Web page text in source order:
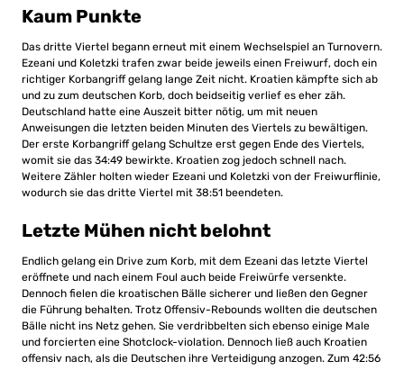
Kaum Punkte
Das dritte Viertel begann erneut mit einem Wechselspiel an Turnovern.
Ezeani und Koletzki trafen zwar beide jeweils einen Freiwurf, doch ein
richtiger Korbangriff gelang lange Zeit nicht. Kroatien kämpfte sich ab
und zu zum deutschen Korb, doch beidseitig verlief es eher zäh.
Deutschland hatte eine Auszeit bitter nötig, um mit neuen
Anweisungen die letzten beiden Minuten des Viertels zu bewältigen.
Der erste Korbangriff gelang Schultze erst gegen Ende des Viertels,
womit sie das 34:49 bewirkte. Kroatien zog jedoch schnell nach.
Weitere Zähler holten wieder Ezeani und Koletzki von der Freiwurflinie,
wodurch sie das dritte Viertel mit 38:51 beendeten.
Letzte Mühen nicht belohnt
Endlich gelang ein Drive zum Korb, mit dem Ezeani das letzte Viertel
eröffnete und nach einem Foul auch beide Freiwürfe versenkte.
Dennoch fielen die kroatischen Bälle sicherer und ließen den Gegner
die Führung behalten. Trotz Offensiv-Rebounds wollten die deutschen
Bälle nicht ins Netz gehen. Sie verdribbelten sich ebenso einige Male
und forcierten eine Shotclock-violation. Dennoch ließ auch Kroatien
offensiv nach, als die Deutschen ihre Verteidigung anzogen. Zum 42:56